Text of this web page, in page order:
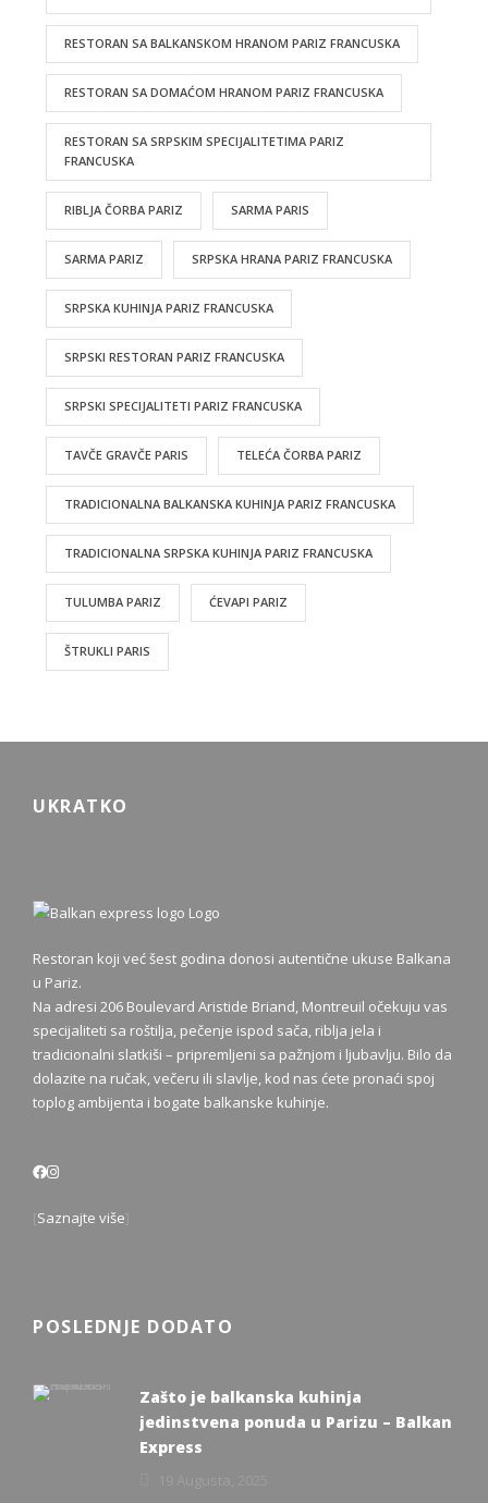
RESTORAN SA BALKANSKOM HRANOM PARIZ FRANCUSKA
RESTORAN SA DOMAĆOM HRANOM PARIZ FRANCUSKA
RESTORAN SA SRPSKIM SPECIJALITETIMA PARIZ
FRANCUSKA
RIBLJA ČORBA PARIZ SARMA PARIS
SARMA PARIZ SRPSKA HRANA PARIZ FRANCUSKA
SRPSKA KUHINJA PARIZ FRANCUSKA
SRPSKI RESTORAN PARIZ FRANCUSKA
SRPSKI SPECIJALITETI PARIZ FRANCUSKA
TAVČE GRAVČE PARIS TELEĆA ČORBA PARIZ
TRADICIONALNA BALKANSKA KUHINJA PARIZ FRANCUSKA
TRADICIONALNA SRPSKA KUHINJA PARIZ FRANCUSKA
TULUMBA PARIZ ĆEVAPI PARIZ
ŠTRUKLI PARIS
UKRATKO
Restoran koji već šest godina donosi autentične ukuse Balkana
u Pariz.
Na adresi 206 Boulevard Aristide Briand, Montreuil očekuju vas
specijaliteti sa roštilja, pečenje ispod sača, riblja jela i
tradicionalni slatkiši – pripremljeni sa pažnjom i ljubavlju. Bilo da
dolazite na ručak, večeru ili slavlje, kod nas ćete pronaći spoj
toplog ambijenta i bogate balkanske kuhinje.
Saznajte više
POSLEDNJE DODATO
Zašto je balkanska kuhinja
jedinstvena ponuda u Parizu – Balkan
Express